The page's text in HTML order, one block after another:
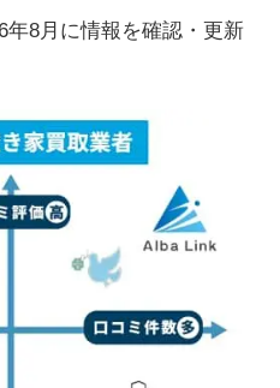
8月に情報を確認・更新